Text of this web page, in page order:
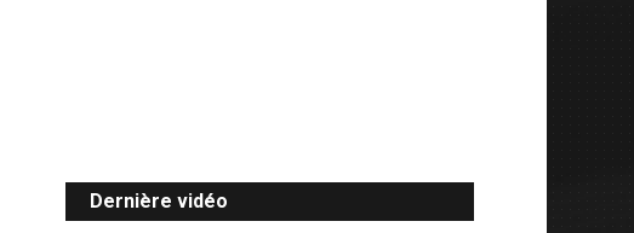
Dernière vidéo